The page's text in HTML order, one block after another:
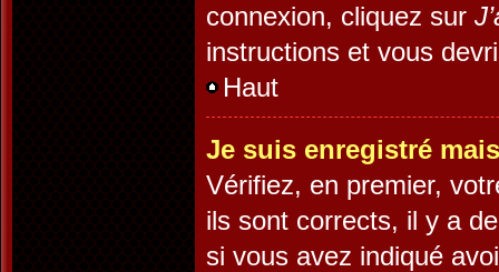
connexion, cliquez sur
instructions et vous
Haut
Je suis enregistré
Vérifiez, en premier,
ils sont corrects, il y a
si vous avez indiqué